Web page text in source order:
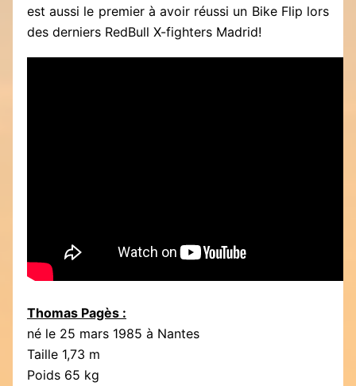
est aussi le premier à avoir réussi un Bike Flip lors
des derniers RedBull X-fighters Madrid!
Thomas Pagès :
né le 25 mars 1985 à Nantes
Taille 1,73 m
Poids 65 kg